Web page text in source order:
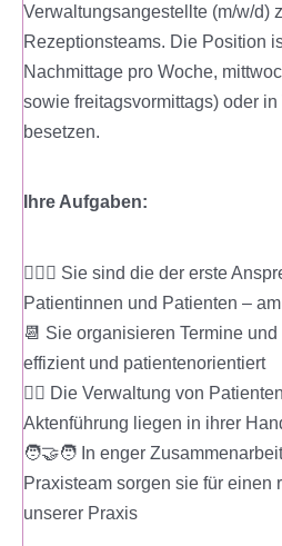
Verwaltungsangestellte (m/w/d)
Rezeptionsteams. Die Position
Nachmittage pro Woche,
sowie freitagsvormittags) oder in
besetzen.
Ihre Aufgaben:
🙋🏼‍♀️ Sie sind die der erste
Patientinnen und Patienten –
📆 Sie organisieren Termine
effizient und patientenorientiert
✍🏻 Die Verwaltung von
Aktenführung liegen in ihrer
🧑‍🤝‍🧑 In enger
Praxisteam sorgen sie für einen
unserer Praxis